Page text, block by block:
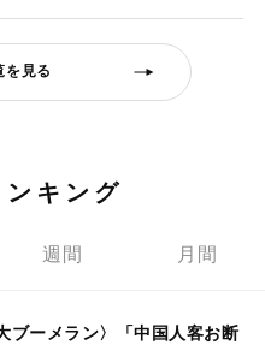
を見る
キング
週間 月間
ブーメラン〉「中国人客お断